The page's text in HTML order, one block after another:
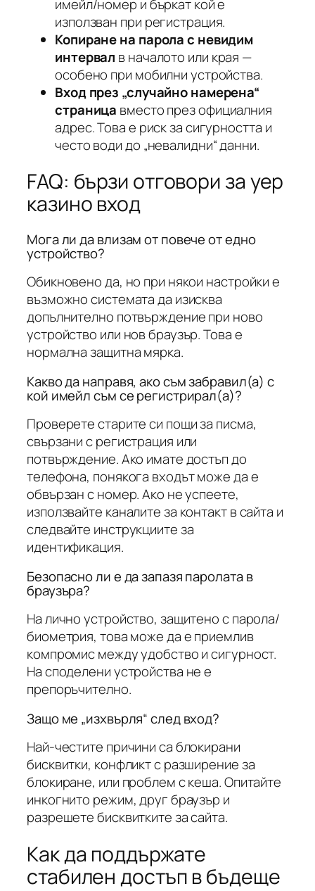
имейл/номер и бъркат кой е
използван при регистрация.
Копиране на парола с невидим
интервал в началото или края —
особено при мобилни устройства.
Вход през „случайно намерена“
страница вместо през официалния
адрес. Това е риск за сигурността и
често води до „невалидни“ данни.
FAQ: бързи отговори за yep
казино вход
Мога ли да влизам от повече от едно
устройство?
Обикновено да, но при някои настройки е
възможно системата да изисква
допълнително потвърждение при ново
устройство или нов браузър. Това е
нормална защитна мярка.
Какво да направя, ако съм забравил(а) с
кой имейл съм се регистрирал(а)?
Проверете старите си пощи за писма,
свързани с регистрация или
потвърждение. Ако имате достъп до
телефона, понякога входът може да е
обвързан с номер. Ако не успеете,
използвайте каналите за контакт в сайта и
следвайте инструкциите за
идентификация.
Безопасно ли е да запазя паролата в
браузъра?
На лично устройство, защитено с парола/
биометрия, това може да е приемлив
компромис между удобство и сигурност.
На споделени устройства не е
препоръчително.
Защо ме „изхвърля“ след вход?
Най-честите причини са блокирани
бисквитки, конфликт с разширение за
блокиране, или проблем с кеша. Опитайте
инкогнито режим, друг браузър и
разрешете бисквитките за сайта.
Как да поддържате
стабилен достъп в бъдеще